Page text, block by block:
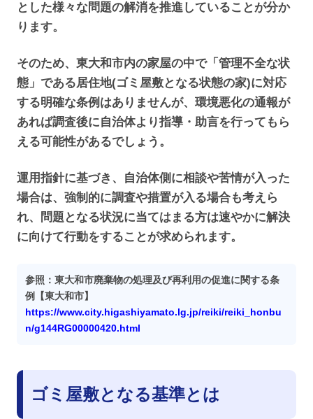
とした様々な問題の解消を推進していることが分か
ります。
そのため、東大和市内の家屋の中で「管理不全な状
態」である居住地(ゴミ屋敷となる状態の家)に対応
する明確な条例はありませんが、環境悪化の通報が
あれば調査後に自治体より指導・助言を行ってもら
える可能性があるでしょう。
運用指針に基づき、自治体側に相談や苦情が入った
場合は、強制的に調査や措置が入る場合も考えら
れ、問題となる状況に当てはまる方は速やかに解決
に向けて行動をすることが求められます。
参照：東大和市廃棄物の処理及び再利用の促進に関する条
例【東大和市】
https://www.city.higashiyamato.lg.jp/reiki/reiki_honbu
n/g144RG00000420.html
ゴミ屋敷となる基準とは